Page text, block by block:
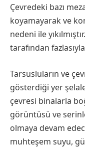
Çevredeki bazı
koyamayarak ve
nedeni ile
tarafından
Tarsusluların ve
gösterdiği yer
çevresi binalarla
görüntüsü ve
olmaya devam
muhteşem suyu,